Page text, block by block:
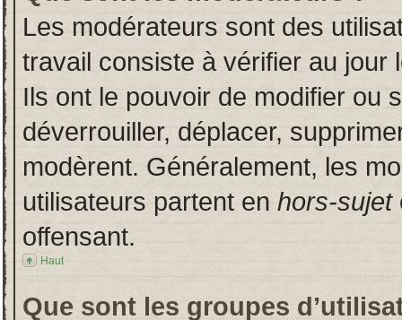
Les modérateurs sont des
travail consiste à vérifier au jour
Ils ont le pouvoir de modifier ou
déverrouiller, déplacer,
modèrent. Généralement, les
utilisateurs partent en hors-sujet
offensant.
Haut
Que sont les groupes